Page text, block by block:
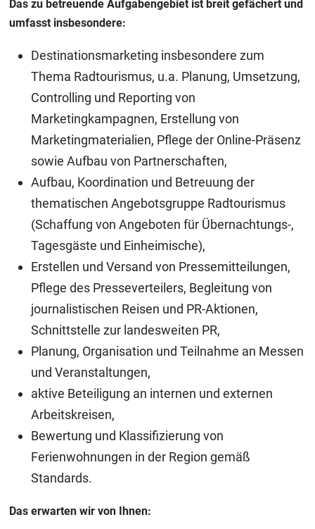
Das zu betreuende Aufgabengebiet ist breit gefächert und
umfasst insbesondere:
Destinationsmarketing insbesondere zum
Thema Radtourismus, u.a. Planung, Umsetzung,
Controlling und Reporting von
Marketingkampagnen, Erstellung von
Marketingmaterialien, Pflege der Online-Präsenz
sowie Aufbau von Partnerschaften,
Aufbau, Koordination und Betreuung der
thematischen Angebotsgruppe Radtourismus
(Schaffung von Angeboten für Übernachtungs-,
Tagesgäste und Einheimische),
Erstellen und Versand von Pressemitteilungen,
Pflege des Presseverteilers, Begleitung von
journalistischen Reisen und PR-Aktionen,
Schnittstelle zur landesweiten PR,
Planung, Organisation und Teilnahme an Messen
und Veranstaltungen,
aktive Beteiligung an internen und externen
Arbeitskreisen,
Bewertung und Klassifizierung von
Ferienwohnungen in der Region gemäß
Standards.
Das erwarten wir von Ihnen: